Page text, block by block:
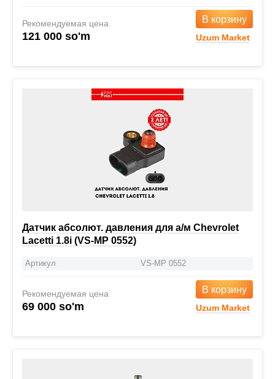
Рекомендуемая цена
121 000 so'm
В корзину
Uzum Market
Датчик абсолют. давления для а/м Chevrolet
Lacetti 1.8i (VS-MP 0552)
Артикул VS-MP 0552
Рекомендуемая цена
69 000 so'm
В корзину
Uzum Market